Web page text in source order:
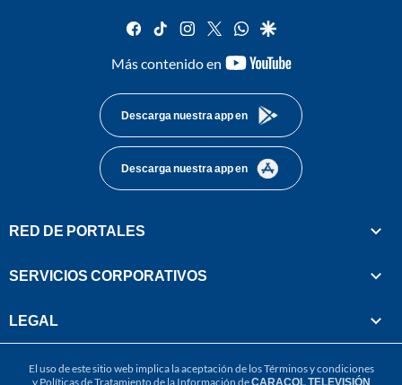
facebook
tiktok instagram
twitterwhatsapp
google
Más contenido en
youtube-
Descarga nuestra app en
Descarga nuestra app en
RED DE PORTALES
SERVICIOS CORPORATIVOS
LEGAL
El uso de este sitio web implica la aceptación de losTérminos y condiciones
y Políticas de Tratamiento de la Información deCARACOL TELEVISIÓN